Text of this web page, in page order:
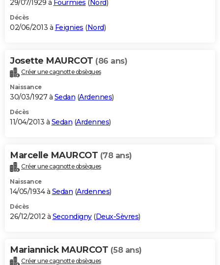
29/07/1929 à Fourmies ( Nord)
Décès
02/06/2013 à Feignies (Nord)
Josette MAURCOT (86 ans)
Créer une cagnotte obsèques
Naissance
30/03/1927 à Sedan (Ardennes)
Décès
11/04/2013 à Sedan (Ardennes)
Marcelle MAURCOT (78 ans)
Créer une cagnotte obsèques
Naissance
14/05/1934 à Sedan (Ardennes)
Décès
26/12/2012 à Secondigny(Deux-Sèvres)
Mariannick MAURCOT (58 ans)
Créer une cagnotte obsèques